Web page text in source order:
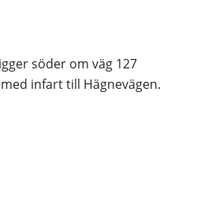
söder om väg 127
infart till Hägnevägen.